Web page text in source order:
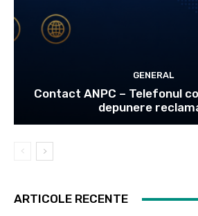
GENERAL
Contact ANPC – Telefonul
depunere
ARTICOLE RECENTE